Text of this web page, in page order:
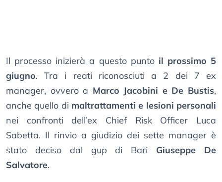
Il processo inizierà a questo punto il prossimo 5
giugno. Tra i reati riconosciuti a 2 dei 7 ex
manager, ovvero a Marco Jacobini e De Bustis,
anche quello di maltrattamenti e lesioni personali
nei confronti dell’ex Chief Risk Officer Luca
Sabetta. Il rinvio a giudizio dei sette manager è
stato deciso dal gup di Bari Giuseppe De
Salvatore.